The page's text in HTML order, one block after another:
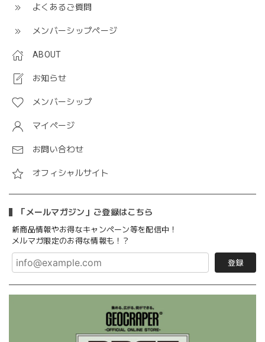
よくあるご質問
メンバーシップページ
ABOUT
お知らせ
メンバーシップ
マイページ
お問い合わせ
オフィシャルサイト
「メールマガジン」ご登録はこちら
新商品情報やお得なキャンペーン等を配信中！
メルマガ限定のお得な情報も！？
登録